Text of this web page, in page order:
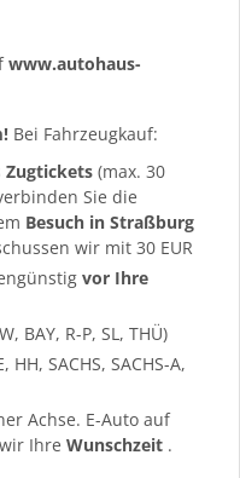
www.autohaus-
Bei Fahrzeugkauf:
Zugtickets(max. 30
Sie die
Besuch in Straßburg
wir mit 30 EUR
vor Ihre
BAY, R-P, SL, THÜ)
HH, SACHS, SACHS-A,
Achse. E-Auto auf
Ihre Wunschzeit .